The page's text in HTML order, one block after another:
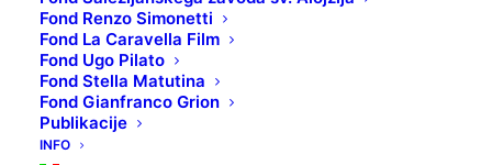
Fond Renzo Simonetti
Fond La Caravella Film
Fond Ugo Pilato
Fond Stella Matutina
Fond Gianfranco Grion
Publikacije
INFO
TEHNIČNI LIST:
Original naslov: Terra madre
Režiser/ka: Alessandro Blasetti
Igralci: Leda Gloria, Sandro Salvini, Isa Pola
Leto produkcije